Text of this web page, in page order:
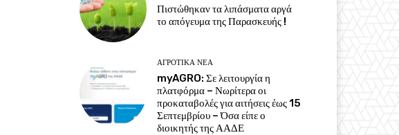
Πιστώθηκαν τα λιπάσματα αργά
το απόγευμα της Παρασκευής !
ΑΓΡΟΤΙΚΆ ΝΈΑ
myAGRO: Σε λειτουργία η
πλατφόρμα – Νωρίτερα οι
προκαταβολές για αιτήσεις έως 15
Σεπτεμβρίου – Όσα είπε ο
διοικητής της ΑΑΔΕ